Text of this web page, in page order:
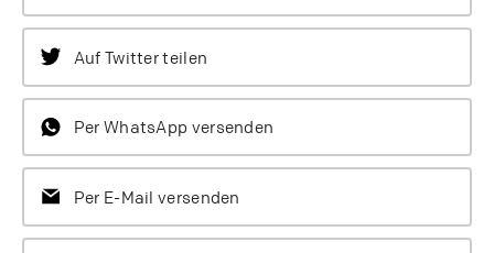
Auf Twitter teilen
Per WhatsApp versenden
Per E-Mail versenden